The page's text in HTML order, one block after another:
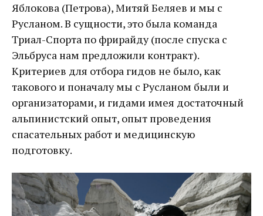
Яблокова (Петрова), Митяй Беляев и мы с
Русланом. В сущности, это была команда
Триал-Спорта по фрирайду (после спуска с
Эльбруса нам предложили контракт).
Критериев для отбора гидов не было, как
такового и поначалу мы с Русланом были и
организаторами, и гидами имея достаточный
альпинистский опыт, опыт проведения
спасательных работ и медицинскую
подготовку.